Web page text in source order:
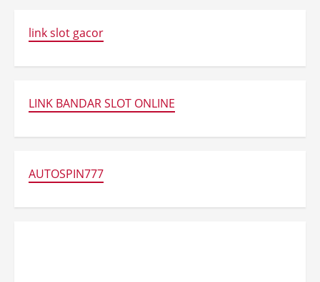
link slot gacor
LINK BANDAR SLOT ONLINE
AUTOSPIN777